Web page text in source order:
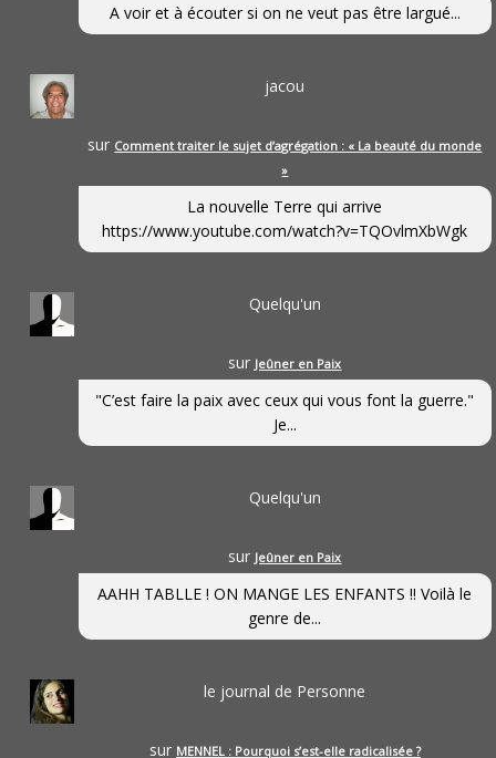
A voir et à écouter si on ne veut pas être largué...
jacou
sur Comment traiter le sujet d’agrégation : « La beauté du monde
»
La nouvelle Terre qui arrive
https://www.youtube.com/watch?v=TQOvlmXbWgk
Quelqu'un
sur Jeûner en Paix
"C’est faire la paix avec ceux qui vous font la guerre."
Je...
Quelqu'un
sur Jeûner en Paix
AAHH TABLLE ! ON MANGE LES ENFANTS !! Voilà le
genre de...
le journal de Personne
sur MENNEL : Pourquoi s’est-elle radicalisée ?